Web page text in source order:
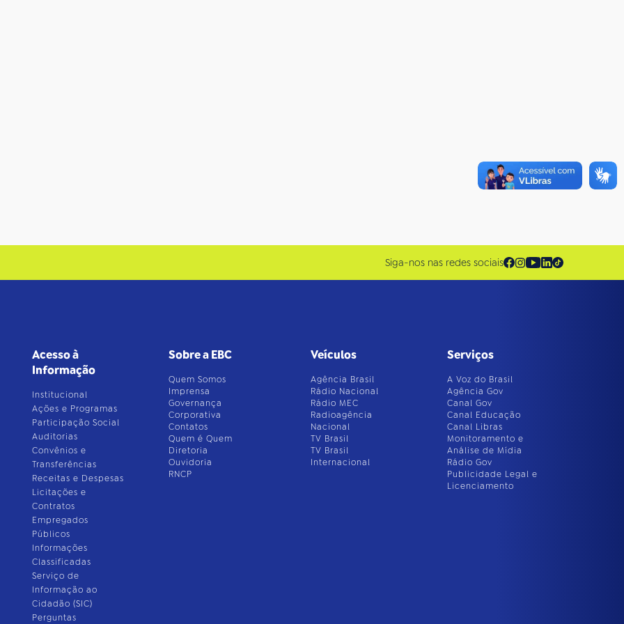
Siga-nos nas redes sociais
Acesso à
Informação
Institucional
Ações e Programas
Participação Social
Auditorias
Convênios e
Transferências
Receitas e Despesas
Licitações e
Contratos
Empregados
Públicos
Informações
Classificadas
Serviço de
Informação ao
Cidadão (SIC)
Perguntas
Sobre a EBC
Quem Somos
Imprensa
Governança
Corporativa
Contatos
Quem é Quem
Diretoria
Ouvidoria
RNCP
Veículos
Agência Brasil
Rádio Nacional
Rádio MEC
Radioagência
Nacional
TV Brasil
TV Brasil
Internacional
Serviços
A Voz do Brasil
Agência Gov
Canal Gov
Canal Educação
Canal Libras
Monitoramento e
Análise de Mídia
Rádio Gov
Publicidade Legal e
Licenciamento